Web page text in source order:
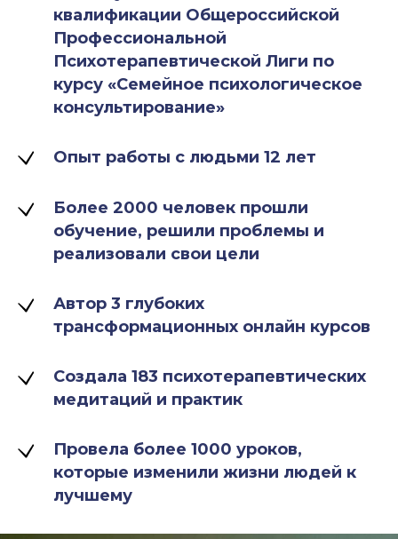
квалификации Общероссийской
Профессиональной
Психотерапевтической Лиги по
курсу «Семейное психологическое
консультирование»
Опыт работы с людьми 12 лет
Более 2000 человек прошли
обучение, решили проблемы и
реализовали свои цели
Автор 3 глубоких
трансформационных онлайн курсов
Создала 183 психотерапевтических
медитаций и практик
Провела более 1000 уроков,
которые изменили жизни людей к
лучшему